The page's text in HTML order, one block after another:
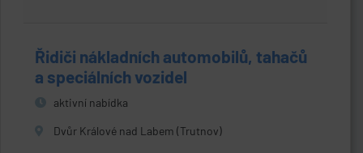
Řidiči nákladních automobilů, tahačů
a speciálních vozidel
aktivní nabídka
Dvůr Králové nad Labem (Trutnov)